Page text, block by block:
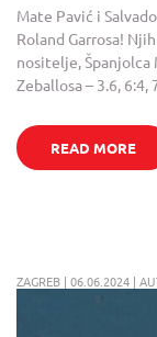
Mate Pavić i
Roland Garrosa!
nositelje, Španjolca
Zeballosa – 3.6, 6:4,
READ MORE
ZAGREB | 06.06.2024 |